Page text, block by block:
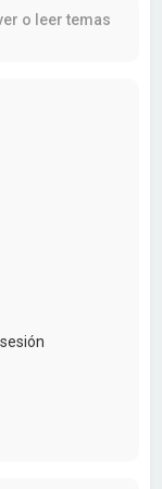
o leer temas